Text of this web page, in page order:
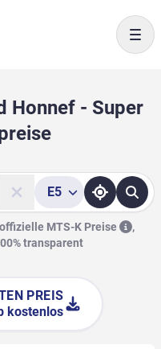
Honnef - Super
E5
MTS-K Preise
,
transparent
PREIS
kostenlos